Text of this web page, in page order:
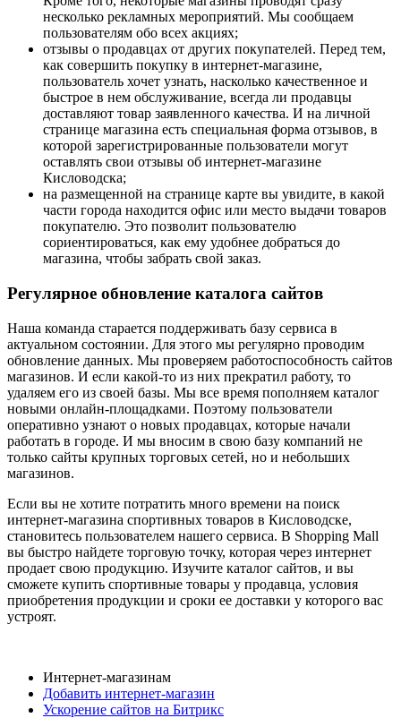
несколько рекламных мероприятий. Мы сообщаем
пользователям обо всех акциях;
отзывы о продавцах от других покупателей. Перед тем,
как совершить покупку в интернет-магазине,
пользователь хочет узнать, насколько качественное и
быстрое в нем обслуживание, всегда ли продавцы
доставляют товар заявленного качества. И на личной
странице магазина есть специальная форма отзывов, в
которой зарегистрированные пользователи могут
оставлять свои отзывы об интернет-магазине
Кисловодска;
на размещенной на странице карте вы увидите, в какой
части города находится офис или место выдачи товаров
покупателю. Это позволит пользователю
сориентироваться, как ему удобнее добраться до
магазина, чтобы забрать свой заказ.
Регулярное обновление каталога сайтов
Наша команда старается поддерживать базу сервиса в
актуальном состоянии. Для этого мы регулярно проводим
обновление данных. Мы проверяем работоспособность сайтов
магазинов. И если какой-то из них прекратил работу, то
удаляем его из своей базы. Мы все время пополняем каталог
новыми онлайн-площадками. Поэтому пользователи
оперативно узнают о новых продавцах, которые начали
работать в городе. И мы вносим в свою базу компаний не
только сайты крупных торговых сетей, но и небольших
магазинов.
Если вы не хотите потратить много времени на поиск
интернет-магазина спортивных товаров в Кисловодске,
становитесь пользователем нашего сервиса. В Shopping Mall
вы быстро найдете торговую точку, которая через интернет
продает свою продукцию. Изучите каталог сайтов, и вы
сможете купить спортивные товары у продавца, условия
приобретения продукции и сроки ее доставки у которого вас
устроят.
Интернет-магазинам
Добавить интернет-магазин
Ускорение сайтов на Битрикс